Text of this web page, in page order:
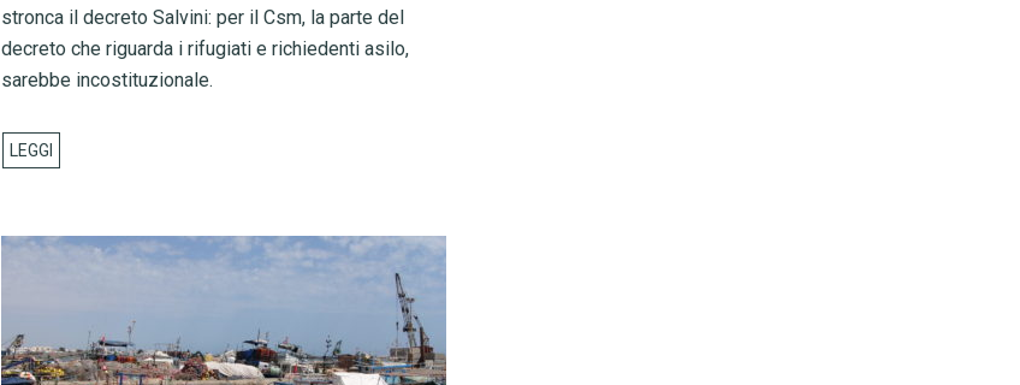
stronca il decreto Salvini: per il Csm, la parte del
decreto che riguarda i rifugiati e richiedenti asilo,
sarebbe incostituzionale.